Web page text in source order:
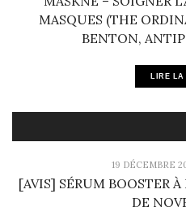
MASQUES (THE
BENTON,
LIRE LA
19 DÉCEMBRE
[AVIS] SÉRUM BOOSTER
DE